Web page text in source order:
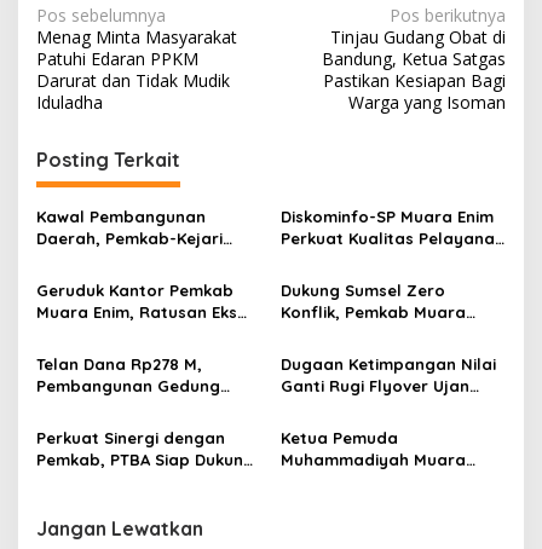
N
a
v
i
g
a
s
i
p
o
s
Pos sebelumnya
Menag Minta Masyarakat
Patuhi Edaran PPKM
Darurat dan Tidak Mudik
Iduladha
Pos berikutnya
Tinjau Gudang Obat di
Bandung, Ketua Satgas
Pastikan Kesiapan Bagi
Warga yang Isoman
Posting Terkait
Kawal Pembangunan
Daerah, Pemkab-Kejari
Pendampingan Hukum
Diskominfo-SP Muara Enim
Perkuat Kualitas Pelayanan
LAPOR dan PPID
Geruduk Kantor Pemkab
Muara Enim, Ratusan Eks
Perusahaan Lunasi Hak
Pekerja
Dukung Sumsel Zero
Konflik, Pemkab Muara
Cegah Intoleransi dan
Radikalisme
Telan Dana Rp278 M,
Pembangunan Gedung
Rabain Muara Enim Ditunda
Dugaan Ketimpangan Nilai
Ganti Rugi Flyover Ujan
Muara Enim Turun Verifikasi
Perkuat Sinergi dengan
Pemkab, PTBA Siap Dukung
Ketua Pemuda
Muhammadiyah Muara
Jangan Lewatkan